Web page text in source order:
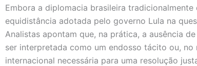
Embora a diplomacia brasileira
equidistância adotada pelo governo Lula na
Analistas apontam que, na prática, a ausência
ser interpretada como um endosso tácito ou,
internacional necessária para uma resolução